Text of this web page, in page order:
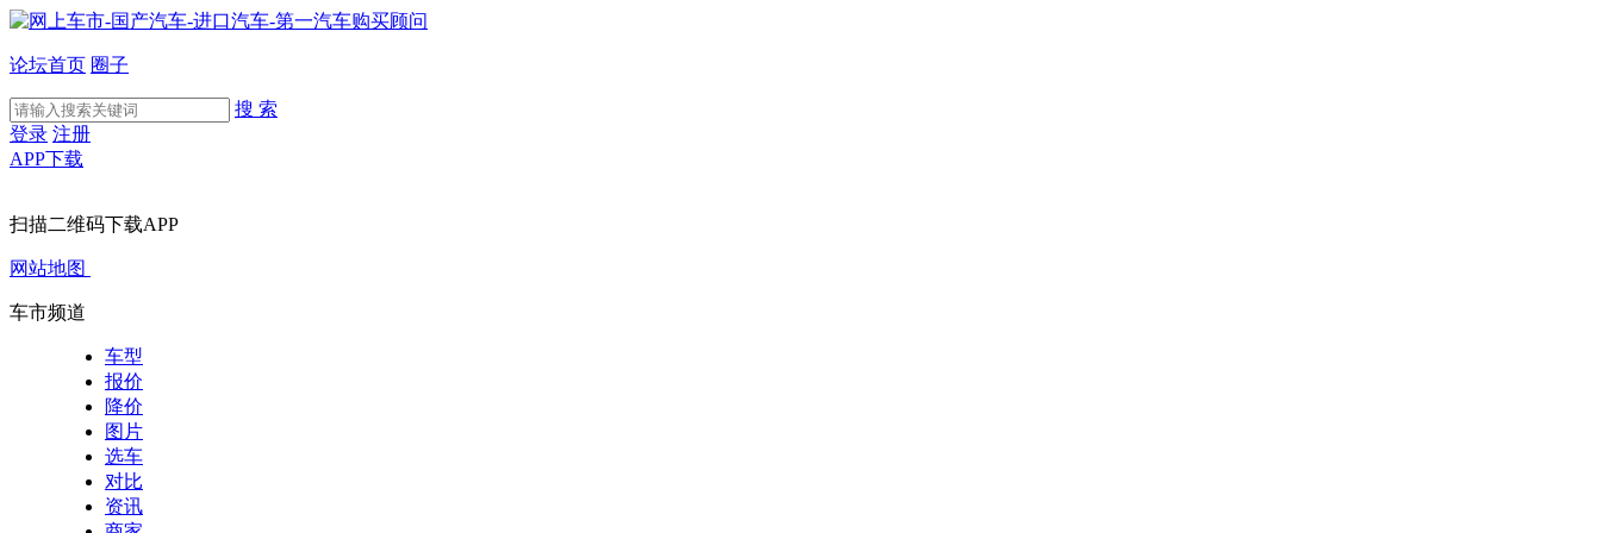
论坛首页 圈子
搜 索
登录 注册
APP下载
扫描二维码下载APP
网站地图
车市频道
车型
报价
降价
图片
选车
对比
资讯